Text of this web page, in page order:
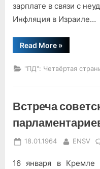
зарплате в связи с
Инфляция в Израиле…
Read More“С
телетайпной
»
"ПД": Четвёртая
Встреча
Posted
18.01.1964 By
ENSV
16 января в Кремле